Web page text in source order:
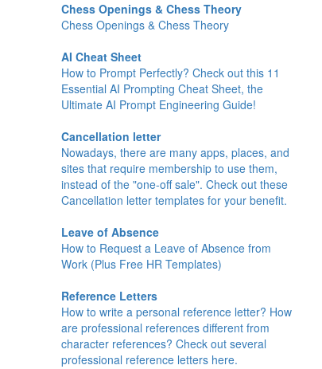
Chess Openings & Chess Theory
Chess Openings & Chess Theory
AI Cheat Sheet
How to Prompt Perfectly? Check out this 11
Essential AI Prompting Cheat Sheet, the
Ultimate AI Prompt Engineering Guide!
Cancellation letter
Nowadays, there are many apps, places, and
sites that require membership to use them,
instead of the "one-off sale". Check out these
Cancellation letter templates for your benefit.
Leave of Absence
How to Request a Leave of Absence from
Work (Plus Free HR Templates)
Reference Letters
How to write a personal reference letter? How
are professional references different from
character references? Check out several
professional reference letters here.